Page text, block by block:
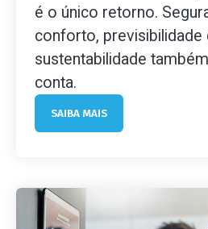
é o único retorno.
conforto, previsibilidade
sustentabilidade
conta.
SAIBA MAIS